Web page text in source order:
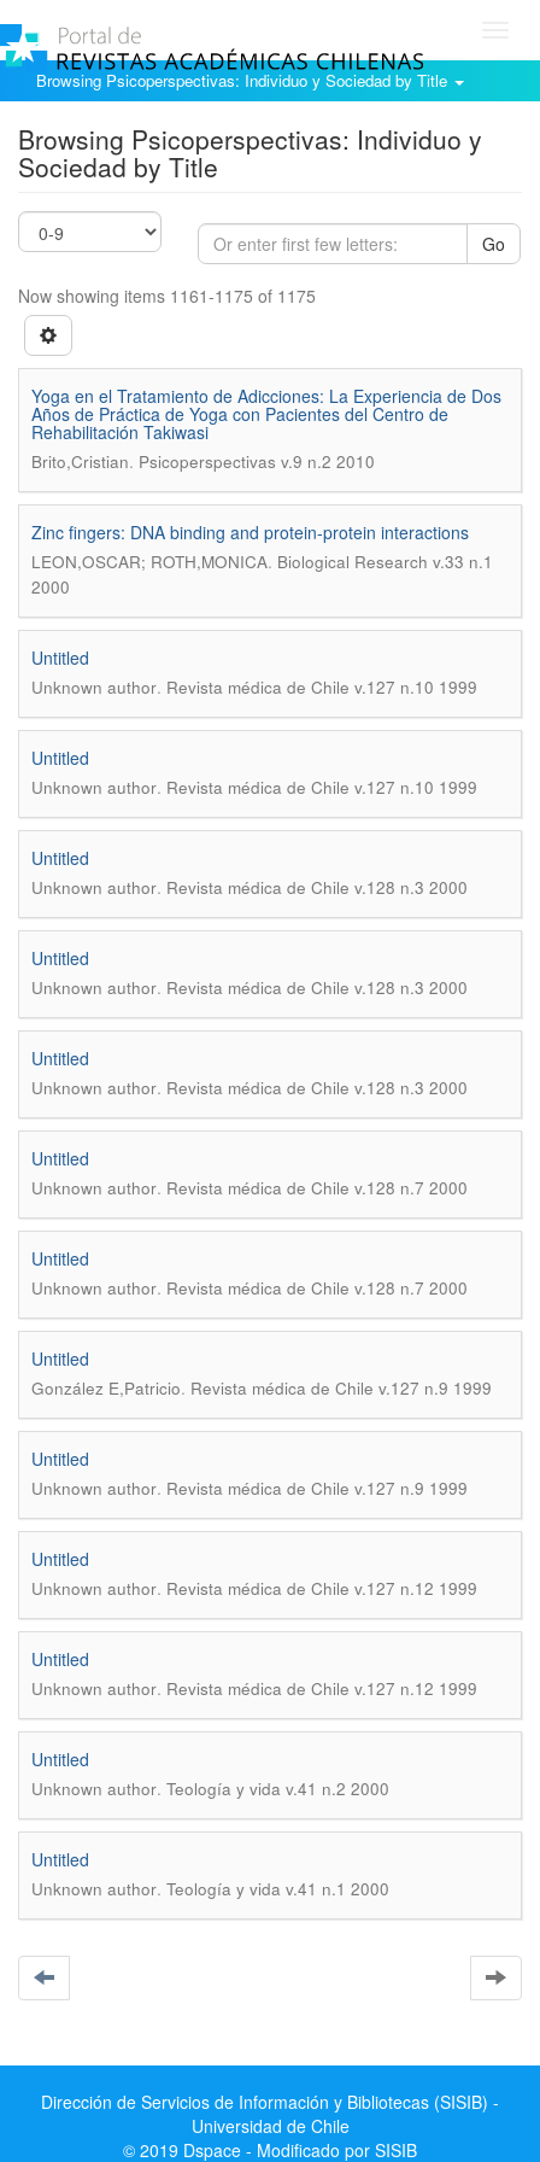
Browsing Psicoperspectivas: Individuo y Sociedad by Title
Browsing Psicoperspectivas: Individuo y
Sociedad by Title
Go
Now showing items 1161-1175 of 1175
Yoga en el Tratamiento de Adicciones: La Experiencia de Dos
Años de Práctica de Yoga con Pacientes del Centro de
Rehabilitación Takiwasi
Brito,Cristian. Psicoperspectivas v.9 n.2 2010
Zinc fingers: DNA binding and protein-protein interactions
LEON,OSCAR; ROTH,MONICA. Biological Research v.33 n.1
2000
Untitled
Unknown author. Revista médica de Chile v.127 n.10 1999
Untitled
Unknown author. Revista médica de Chile v.127 n.10 1999
Untitled
Unknown author. Revista médica de Chile v.128 n.3 2000
Untitled
Unknown author. Revista médica de Chile v.128 n.3 2000
Untitled
Unknown author. Revista médica de Chile v.128 n.3 2000
Untitled
Unknown author. Revista médica de Chile v.128 n.7 2000
Untitled
Unknown author. Revista médica de Chile v.128 n.7 2000
Untitled
González E,Patricio. Revista médica de Chile v.127 n.9 1999
Untitled
Unknown author. Revista médica de Chile v.127 n.9 1999
Untitled
Unknown author. Revista médica de Chile v.127 n.12 1999
Untitled
Unknown author. Revista médica de Chile v.127 n.12 1999
Untitled
Unknown author. Teología y vida v.41 n.2 2000
Untitled
Unknown author. Teología y vida v.41 n.1 2000
Dirección de Servicios de Información y Bibliotecas (SISIB) -
Universidad de Chile
© 2019 Dspace - Modificado por SISIB